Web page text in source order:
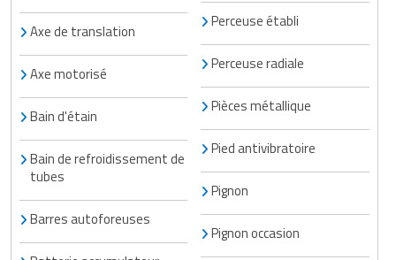
Table de cuisson professionnelle
Tables de préparation réfrigérées
Ustensile de cuisine
Vaisselle restaurant
Vitrines réfrigérées
Axe de translation
Axe motorisé
Bain d'étain
Bain de refroidissement de
tubes
Barres autoforeuses
Perceuse établi
Perceuse radiale
Pièces métallique
Pied antivibratoire
Pignon
Pignon occasion